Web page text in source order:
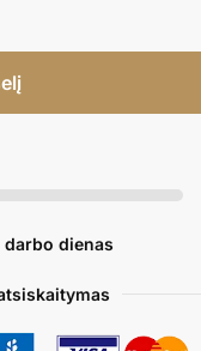
dienas